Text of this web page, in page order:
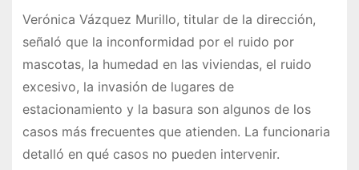
Verónica Vázquez Murillo, titular de la dirección,
señaló que la inconformidad por el ruido por
mascotas, la humedad en las viviendas, el ruido
excesivo, la invasión de lugares de
estacionamiento y la basura son algunos de los
casos más frecuentes que atienden. La funcionaria
detalló en qué casos no pueden intervenir.